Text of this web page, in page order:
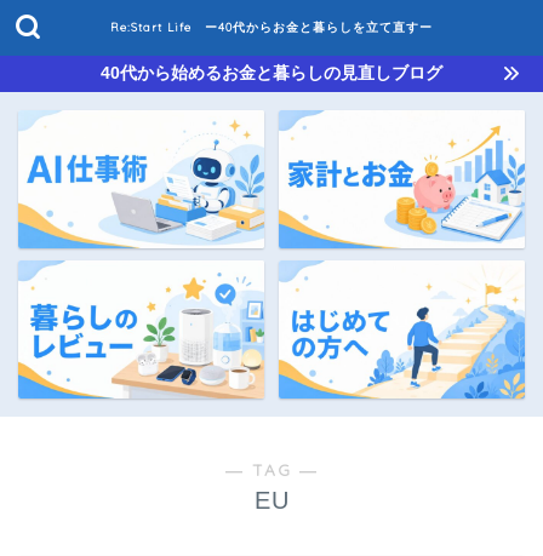
Re:Start Life ー40代からお金と暮らしを立て直すー
40代から始めるお金と暮らしの見直しブログ
― TAG ―
EU